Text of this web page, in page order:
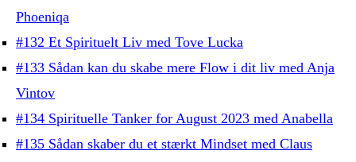
Phoeniqa
#132 Et Spirituelt Liv med Tove Lucka
#133 Sådan kan du skabe mere Flow i dit liv med Anja
Vintov
#134 Spirituelle Tanker for August 2023 med Anabella
#135 Sådan skaber du et stærkt Mindset med Claus